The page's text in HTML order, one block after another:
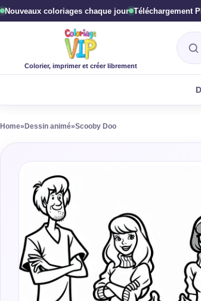
Nouveaux coloriages chaque jour Téléchargement
Colorier, imprimer et créer librement
Home» Dessin animé»Scooby Doo